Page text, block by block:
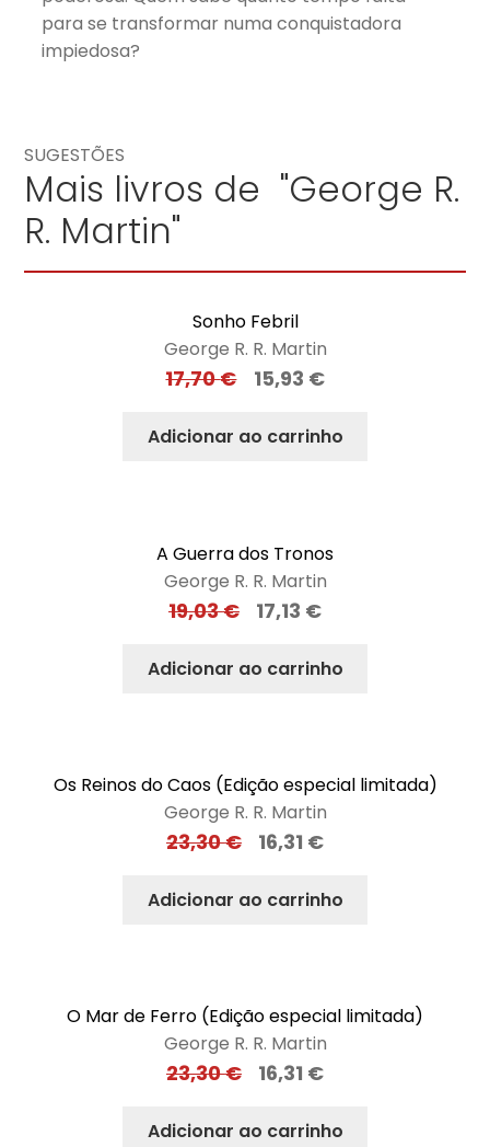
para se transformar numa conquistadora
impiedosa?
SUGESTÕES
Mais livros de "George R.
R. Martin"
Sonho Febril
George R. R. Martin
17,70€ 15,93 €
Adicionar ao carrinho
A Guerra dos Tronos
George R. R. Martin
19,03€ 17,13 €
Adicionar ao carrinho
Os Reinos do Caos (Edição especial limitada)
George R. R. Martin
23,30€ 16,31 €
Adicionar ao carrinho
O Mar de Ferro (Edição especial limitada)
George R. R. Martin
23,30€ 16,31 €
Adicionar ao carrinho